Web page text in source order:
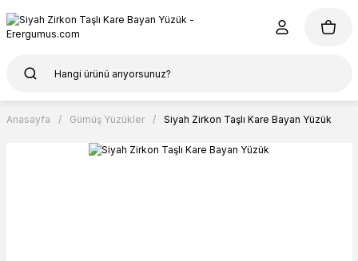
Anasayfa Gümüş Yüzükler Siyah Zirkon Taşlı Kare Bayan Yüzük